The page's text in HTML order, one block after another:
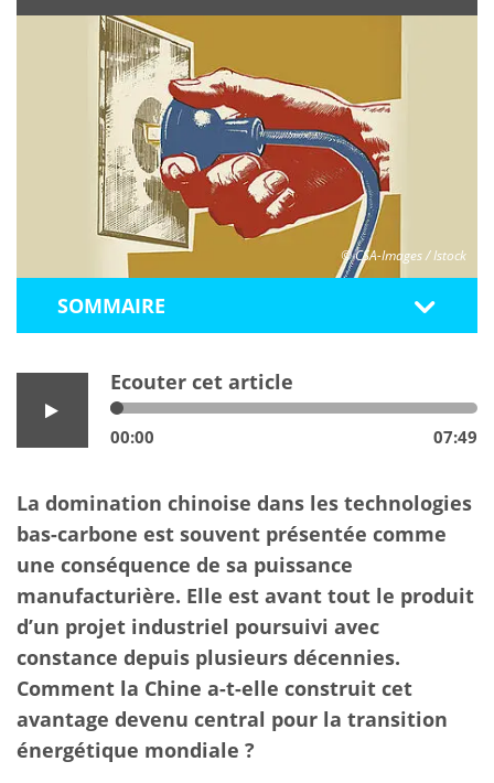
© CSA-Images / Istock
SOMMAIRE
Ecouter cet article
00:00 07:49
La domination chinoise dans les technologies
bas-carbone est souvent présentée comme
une conséquence de sa puissance
manufacturière. Elle est avant tout le produit
d’un projet industriel poursuivi avec
constance depuis plusieurs décennies.
Comment la Chine a-t-elle construit cet
avantage devenu central pour la transition
énergétique mondiale ?